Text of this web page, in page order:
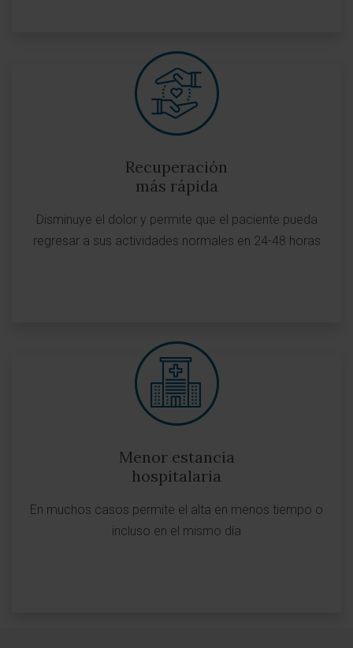
Recuperación
más rápida
Disminuye el dolor y permite que el paciente pueda
regresar a sus actividades normales en 24-48 horas
Menor estancia
hospitalaria
En muchos casos permite el alta en menos tiempo o
incluso en el mismo día